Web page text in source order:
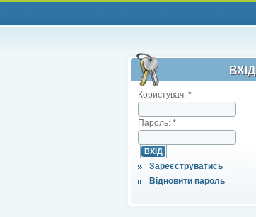
ВХІД
Користувач: *
Пароль: *
Зареєструватись
Відновити пароль